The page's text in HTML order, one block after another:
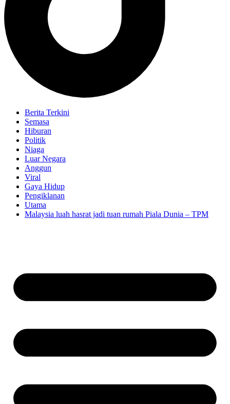
Berita Terkini
Semasa
Hiburan
Politik
Niaga
Luar Negara
Anggun
Viral
Gaya Hidup
Pengiklanan
Utama
Malaysia luah hasrat jadi tuan rumah Piala Dunia – TPM